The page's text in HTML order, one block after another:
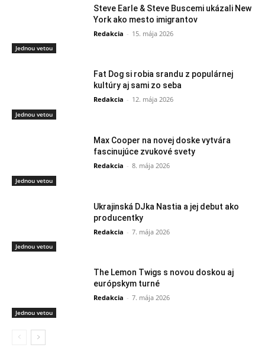
Jednou vetou
Steve Earle & Steve Buscemi ukázali New
York ako mesto imigrantov
Redakcia - 15. mája 2026
Jednou vetou
Fat Dog si robia srandu z populárnej
kultúry aj sami zo seba
Redakcia - 12. mája 2026
Jednou vetou
Max Cooper na novej doske vytvára
fascinujúce zvukové svety
Redakcia - 8. mája 2026
Jednou vetou
Ukrajinská DJka Nastia a jej debut ako
producentky
Redakcia - 7. mája 2026
Jednou vetou
The Lemon Twigs s novou doskou aj
európskym turné
Redakcia - 7. mája 2026